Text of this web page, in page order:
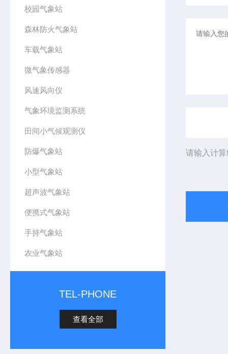
校园气象站
森林防火气象站
车载气象站
微气象传感器
风速风向仪
气象环境监测系统
田间小气候观测仪
防爆气象站
小型气象站
超声波气象站
便携式气象站
手持气象站
农业气象站
TEL-PHONE
查看全部
请输入计